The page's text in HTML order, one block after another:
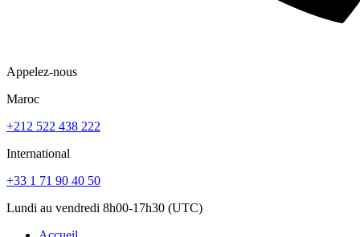
Appelez-nous
Maroc
+212 522 438 222
International
+33 1 71 90 40 50
Lundi au vendredi 8h00-17h30 (UTC)